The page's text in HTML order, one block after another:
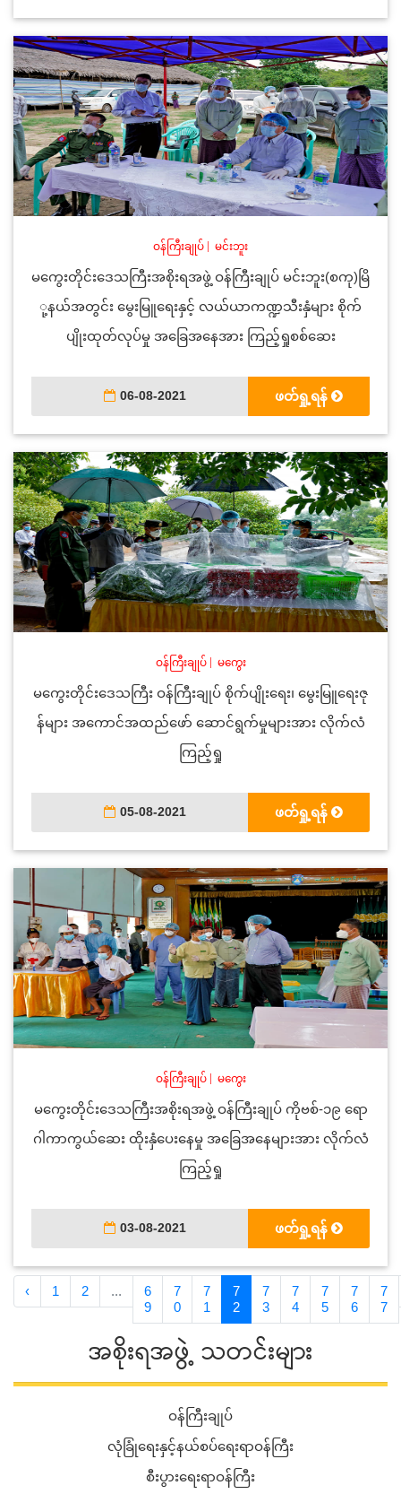
ဝန်ကြီးချုပ် မင်းဘူး
မကွေးတိုင်းဒေသကြီးအစိုးရအဖွဲ့ ဝန်ကြီးချုပ် မင်းဘူး(စကု)မြိ
ု့နယ်အတွင်း မွေးမြူရေးနှင့် လယ်ယာကဏ္ဍသီးနှံများ စိုက်
ပျိုးထုတ်လုပ်မှု အခြေအနေအား ကြည့်ရှုစစ်ဆေး
06-08-2021 ဖတ်ရှု့ရန်
ဝန်ကြီးချုပ်| မကွေး
မကွေးတိုင်းဒေသကြီး ဝန်ကြီးချုပ် စိုက်ပျိုးရေး၊ မွေးမြူရေးဇု
န်များ အကောင်အထည်ဖော် ဆောင်ရွက်မှုများအား လိုက်လံ
ကြည့်ရှု
05-08-2021 ဖတ်ရှု့ရန်
ဝန်ကြီးချုပ်| မကွေး
မကွေးတိုင်းဒေသကြီးအစိုးရအဖွဲ့ ဝန်ကြီးချုပ် ကိုဗစ်-၁၉ ရော
ဂါကာကွယ်ဆေး ထိုးနှံပေးနေမှု အခြေအနေများအား လိုက်လံ
ကြည့်ရှု
03-08-2021 ဖတ်ရှု့ရန်
‹ 1 2 ...
6
9
7
0
7
1
7
2
7
3
7
4
7
5
7
6
7
7
အစိုးရအဖွဲ့ သတင်းများ
ဝန်ကြီးချုပ်
လုံခြုံရေးနှင့်နယ်စပ်ရေးရာဝန်ကြီး
စီးပွားရေးရာဝန်ကြီး